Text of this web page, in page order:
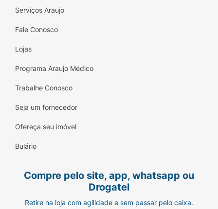
Serviços Araujo
Fale Conosco
Lojas
Programa Araujo Médico
Trabalhe Conosco
Seja um fornecedor
Ofereça seu imóvel
Bulário
Compre pelo site, app, whatsapp ou
Drogatel
Retire na loja com agilidade e sem passar pelo caixa.